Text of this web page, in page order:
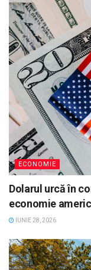
ECONOMIE
Dolarul urcă în
economie
IUNIE 28, 2026